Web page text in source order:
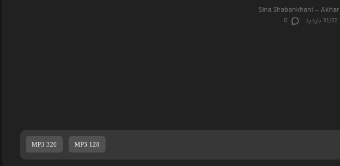
Sina Shabankhani -
31,122 بازدید 0
MP3 320 MP3 128